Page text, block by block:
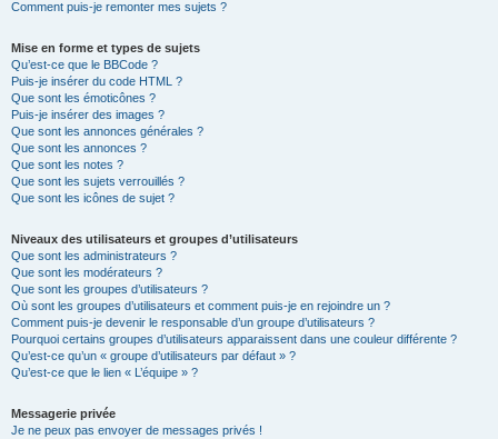
Comment puis-je remonter mes sujets ?
Mise en forme et types de sujets
Qu’est-ce que le BBCode ?
Puis-je insérer du code HTML ?
Que sont les émoticônes ?
Puis-je insérer des images ?
Que sont les annonces générales ?
Que sont les annonces ?
Que sont les notes ?
Que sont les sujets verrouillés ?
Que sont les icônes de sujet ?
Niveaux des utilisateurs et groupes d’utilisateurs
Que sont les administrateurs ?
Que sont les modérateurs ?
Que sont les groupes d’utilisateurs ?
Où sont les groupes d’utilisateurs et comment puis-je en rejoindre un ?
Comment puis-je devenir le responsable d’un groupe d’utilisateurs ?
Pourquoi certains groupes d’utilisateurs apparaissent dans une couleur différente ?
Qu’est-ce qu’un « groupe d’utilisateurs par défaut » ?
Qu’est-ce que le lien « L’équipe » ?
Messagerie privée
Je ne peux pas envoyer de messages privés !